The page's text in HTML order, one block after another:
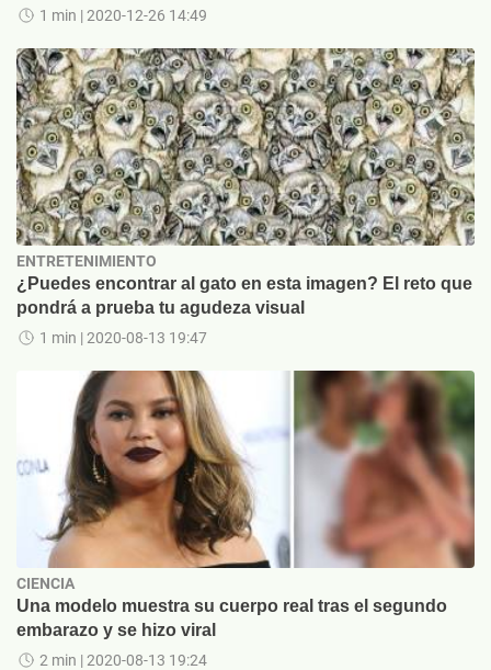
1 min | 2020-12-26 14:49
ENTRETENIMIENTO
¿Puedes encontrar al gato en esta imagen? El reto que
pondrá a prueba tu agudeza visual
1 min | 2020-08-13 19:47
CIENCIA
Una modelo muestra su cuerpo real tras el segundo
embarazo y se hizo viral
2 min | 2020-08-13 19:24